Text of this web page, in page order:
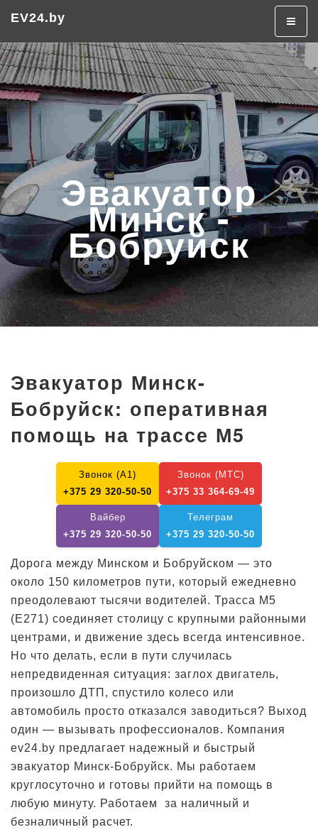
Эвакуатор в Минске
EV24.by
Эвакуатор
Минск -
Бобруйск
Эвакуатор Минск-
Бобруйск: оперативная
помощь на трассе М5
Звонок (А1)
+375 29 320-50-50
Звонок (МТС)
+375 33 364-69-49
Вайбер
+375 29 320-50-50
Телеграм
+375 29 320-50-50
Дорога между Минском и Бобруйском — это
около 150 километров пути, который ежедневно
преодолевают тысячи водителей. Трасса М5
(E271) соединяет столицу с крупными районными
центрами, и движение здесь всегда интенсивное.
Но что делать, если в пути случилась
непредвиденная ситуация: заглох двигатель,
произошло ДТП, спустило колесо или
автомобиль просто отказался заводиться? Выход
один — вызывать профессионалов. Компания
ev24.by предлагает надежный и быстрый
эвакуатор Минск-Бобруйск. Мы работаем
круглосуточно и готовы прийти на помощь в
любую минуту. Работаем за наличный и
безналичный расчет.